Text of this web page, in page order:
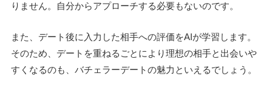
りません。自分からアプローチする必要もないのです。
また、デート後に入力した相手への評価をAIが学習します。
そのため、デートを重ねるごとにより理想の相手と出会いや
すくなるのも、バチェラーデートの魅力といえるでしょう。